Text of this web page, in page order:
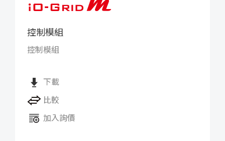
控制模組
控制模組
下載
比較
加入詢價